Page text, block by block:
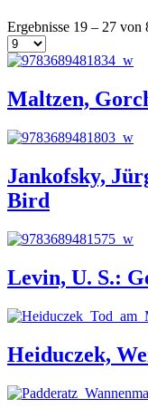
Ergebnisse 19 – 27 von
Maltzen,
Jankofsky,
Bird
Levin, U. S.:
Heiduczek,